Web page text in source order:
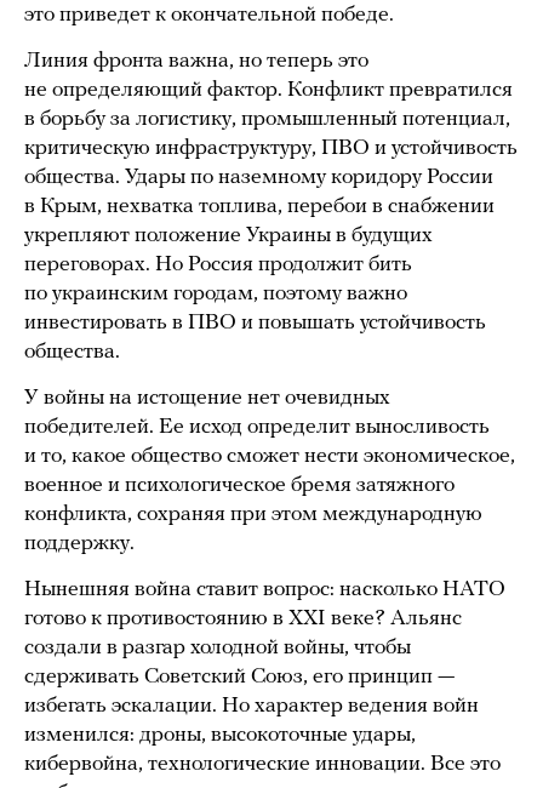
это приведет к окончательной победе.
Линия фронта важна, но теперь это
не определяющий фактор. Конфликт превратился
в борьбу за логистику, промышленный потенциал,
критическую инфраструктуру, ПВО и устойчивость
общества. Удары по наземному коридору России
в Крым, нехватка топлива, перебои в снабжении
укрепляют положение Украины в будущих
переговорах. Но Россия продолжит бить
по украинским городам, поэтому важно
инвестировать в ПВО и повышать устойчивость
общества.
У войны на истощение нет очевидных
победителей. Ее исход определит выносливость
и то, какое общество сможет нести экономическое,
военное и психологическое бремя затяжного
конфликта, сохраняя при этом международную
поддержку.
Нынешняя война ставит вопрос: насколько НАТО
готово к противостоянию в XXI веке? Альянс
создали в разгар холодной войны, чтобы
сдерживать Советский Союз, его принцип —
избегать эскалации. Но характер ведения войн
изменился: дроны, высокоточные удары,
кибервойна, технологические инновации. Все это